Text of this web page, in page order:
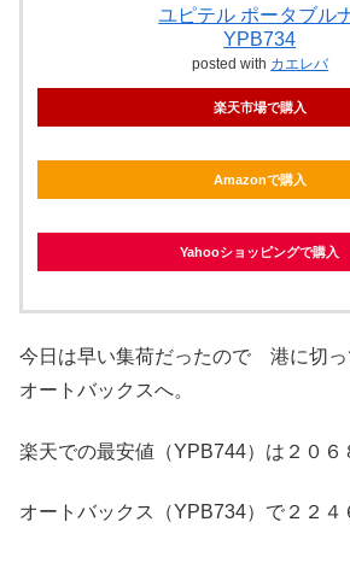
ユピテル ポータブル
YPB734
posted with カエレバ
楽天市場で購入
Amazonで購入
Yahooショッピングで購入
今日は早い集荷だったので 港に切っ
オートバックスへ。
楽天での最安値（YPB744）は２０６
オートバックス（YPB734）で２２４